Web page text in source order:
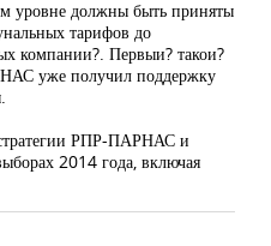
уровне должны быть приняты
тарифов до
компании?. Первыи? такои?
уже получил поддержку
РПР-ПАРНАС и
2014 года, включая